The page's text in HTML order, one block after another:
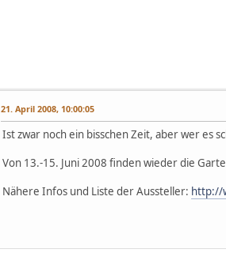
21. April 2008, 10:00:05
Ist zwar noch ein bisschen Zeit, aber wer es
Von 13.-15. Juni 2008 finden wieder die
Nähere Infos und Liste der Aussteller: http://